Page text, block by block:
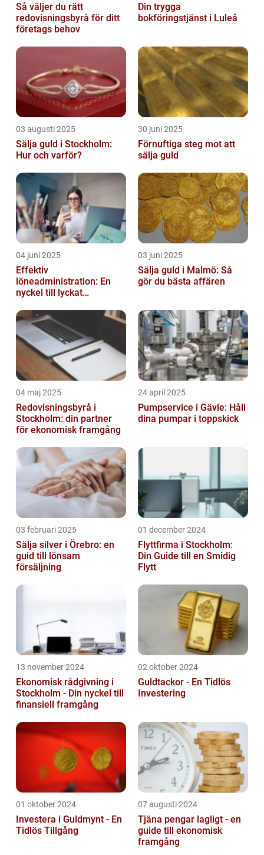
Så väljer du rätt
redovisningsbyrå för ditt
företags behov
Din trygga
bokföringstjänst i Luleå
03 augusti 2025
Sälja guld i Stockholm:
Hur och varför?
30 juni 2025
Förnuftiga steg mot att
sälja guld
04 juni 2025
Effektiv
löneadministration: En
nyckel till lyckat
03 juni 2025
Sälja guld i Malmö: Så
gör du bästa affären
04 maj 2025
Redovisningsbyrå i
Stockholm: din partner
för ekonomisk framgång
24 april 2025
Pumpservice i Gävle: Håll
dina pumpar i toppskick
03 februari 2025
Sälja silver i Örebro: en
guid till lönsam
försäljning
01 december 2024
Flyttfirma i Stockholm:
Din Guide till en Smidig
Flytt
13 november 2024
Ekonomisk rådgivning i
Stockholm - Din nyckel till
finansiell framgång
02 oktober 2024
Guldtackor - En Tidlös
Investering
01 oktober 2024
Investera i Guldmynt - En
Tidlös Tillgång
07 augusti 2024
Tjäna pengar lagligt - en
guide till ekonomisk
framgång